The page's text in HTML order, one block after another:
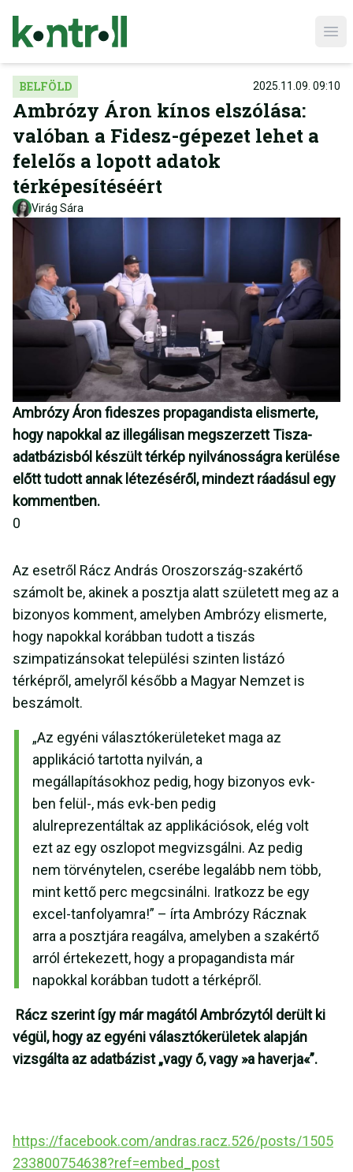
BELFÖLD 2025.11.09. 09:10
Ambrózy Áron kínos elszólása:
valóban a Fidesz-gépezet lehet a
felelős a lopott adatok
térképesítéséért
Virág Sára
Ambrózy Áron fideszes propagandista elismerte,
hogy napokkal az illegálisan megszerzett Tisza-
adatbázisból készült térkép nyilvánosságra kerülése
előtt tudott annak létezéséről, mindezt ráadásul egy
kommentben.
0
Az esetről Rácz András Oroszország-szakértő
számolt be, akinek a posztja alatt született meg az a
bizonyos komment, amelyben Ambrózy elismerte,
hogy napokkal korábban tudott a tiszás
szimpatizánsokat települési szinten listázó
térképről, amelyről később a Magyar Nemzet is
beszámolt.
„Az egyéni választókerületeket maga az
applikáció tartotta nyilván, a
megállapításokhoz pedig, hogy bizonyos evk-
ben felül-, más evk-ben pedig
alulreprezentáltak az applikációsok, elég volt
ezt az egy oszlopot megvizsgálni. Az pedig
nem törvénytelen, cserébe legalább nem több,
mint kettő perc megcsinálni. Iratkozz be egy
excel-tanfolyamra!” – írta Ambrózy Rácznak
arra a posztjára reagálva, amelyben a szakértő
arról értekezett, hogy a propagandista már
napokkal korábban tudott a térképről.
Rácz szerint így már magától Ambrózytól derült ki
végül, hogy az egyéni választókerületek alapján
vizsgálta az adatbázist „vagy ő, vagy »a haverja«”.
https://facebook.com/andras.racz.526/posts/1505
233800754638?ref=embed_post